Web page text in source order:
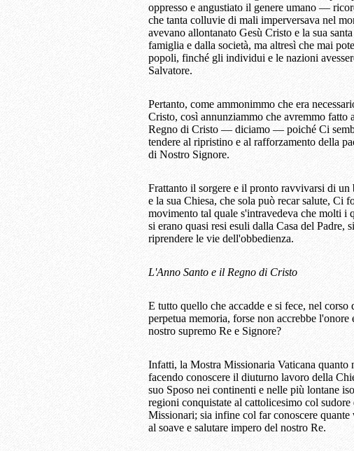
oppresso e angustiato il genere umano —
che tanta colluvie di mali imperversava nel
avevano allontanato Gesù Cristo e la sua
famiglia e dalla società, ma altresì che mai
popoli, finché gli individui e le nazioni
Salvatore.
Pertanto, come ammonimmo che era
Cristo, così annunziammo che avremmo fatto
Regno di Cristo — diciamo — poiché Ci
tendere al ripristino e al rafforzamento della
di Nostro Signore.
Frattanto il sorgere e il pronto ravvivarsi di
e la sua Chiesa, che sola può recar salute,
movimento tal quale s'intravedeva che molti i
si erano quasi resi esuli dalla Casa del Padre,
riprendere le vie dell'obbedienza.
L'Anno Santo e il Regno di Cristo
E tutto quello che accadde e si fece, nel
perpetua memoria, forse non accrebbe
nostro supremo Re e Signore?
Infatti, la Mostra Missionaria Vaticana
facendo conoscere il diuturno lavoro della
suo Sposo nei continenti e nelle più lontane
regioni conquistate al cattolicesimo col
Missionari; sia infine col far conoscere
al soave e salutare impero del nostro Re.